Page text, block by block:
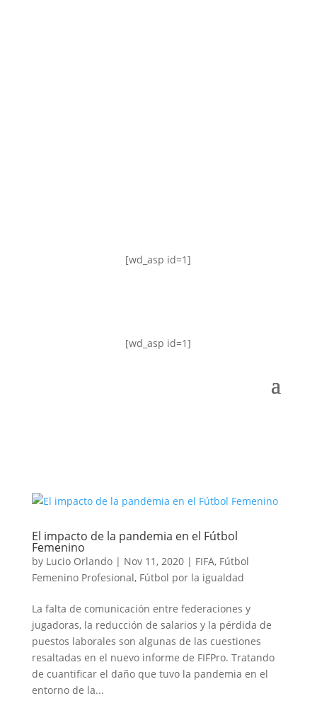
[wd_asp id=1]
[wd_asp id=1]
El impacto de la pandemia en el Fútbol
Femenino
by Lucio Orlando| Nov 11, 2020| FIFA, Fútbol
Femenino Profesional, Fútbol por la igualdad
La falta de comunicación entre federaciones y
jugadoras, la reducción de salarios y la pérdida de
puestos laborales son algunas de las cuestiones
resaltadas en el nuevo informe de FIFPro. Tratando
de cuantificar el daño que tuvo la pandemia en el
entorno de la...